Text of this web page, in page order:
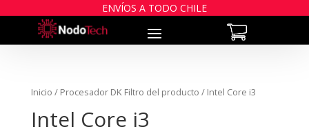
ENVÍOS A TODO CHILE
Inicio / Procesador DK Filtro del producto / Intel Core i3
Intel Core i3